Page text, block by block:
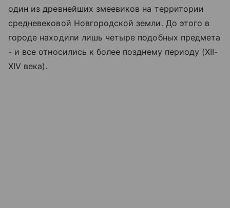
один из древнейших змеевиков на территории
средневековой Новгородской земли. До этого в
городе находили лишь четыре подобных предмета
- и все относились к более позднему периоду (XII-
XIV века).